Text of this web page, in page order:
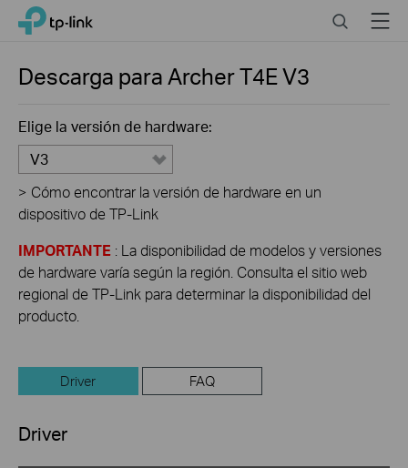
Click
navigation
TP-Link, Reliably Smart SearchMenu
Descarga paraArcher T4EV3
Elige la versión de hardware:
V3
> Cómo encontrar la versión de hardware en un
dispositivo de TP-Link
IMPORTANTE : La disponibilidad de modelos y versiones
de hardware varía según la región. Consulta el sitio web
regional de TP-Link para determinar la disponibilidad del
producto.
Driver FAQ
Driver